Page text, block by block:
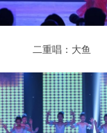
二重唱：大鱼